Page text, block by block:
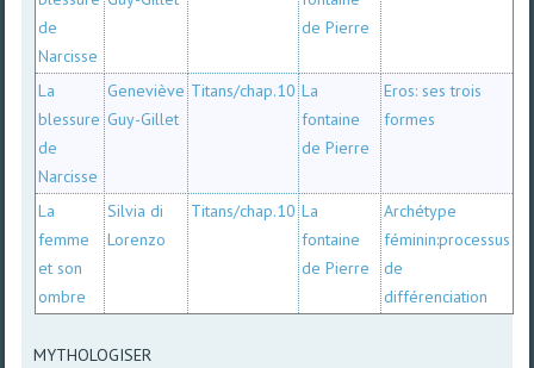
de
Narcisse
de Pierre
La
blessure
de
Narcisse
Geneviève
Guy-Gillet
Titans/chap.10 La
fontaine
de Pierre
Eros: ses trois
formes
La
femme
et son
ombre
Silvia di
Lorenzo
Titans/chap.10 La
fontaine
de Pierre
Archétype
féminin:processus
de
différenciation
MYTHOLOGISER